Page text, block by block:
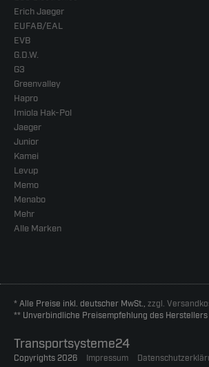
Erich Jaeger
EUFAB/EAL
EVB
G.D.W.
G3
Greenvalley
Hapro
Imiola Hak-Pol
Jaeger
Junior
Kamei
Levup
Memo
Menabo
Mehr
Alle Marken
* Alle Preise inkl. deutscher MwSt., zzgl.
** Unverbindliche Preisempfehlung des Herstellers
Transportsysteme24
Copyrights 2026 Impressum